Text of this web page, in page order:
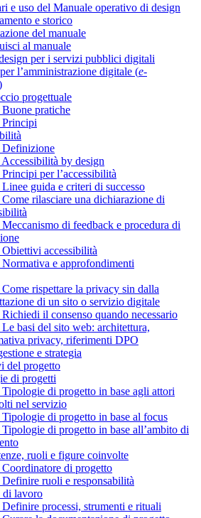
e uso del Manuale operativo di design
e storico
del manuale
al manuale
per i servizi pubblici digitali
l’amministrazione digitale (e-
progettuale
Buone pratiche
Principi
Definizione
Accessibilità by design
per l’accessibilità
guida e criteri di successo
rilasciare una dichiarazione di
di feedback e procedura di
Obiettivi accessibilità
Normativa e approfondimenti
rispettare la privacy sin dalla
di un sito o servizio digitale
il consenso quando necessario
basi del sito web: architettura,
privacy, riferimenti DPO
e strategia
del progetto
di progetti
di progetto in base agli attori
nel servizio
di progetto in base al focus
di progetto in base all’ambito di
ruoli e figure coinvolte
di progetto
ruoli e responsabilità
di lavoro
processi, strumenti e rituali